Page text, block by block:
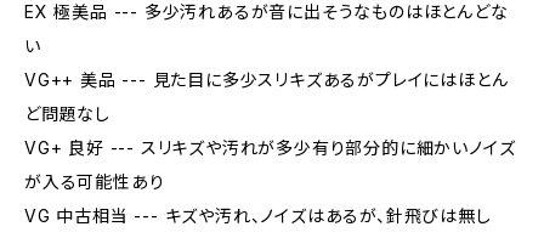
EX 極美品 --- 多少汚れあるが音に出そうなものはほとんどな
い
VG++ 美品 --- 見た目に多少スリキズあるがプレイにはほとん
ど問題なし
VG+ 良好 --- スリキズや汚れが多少有り部分的に細かいノイズ
が入る可能性あり
VG 中古相当 --- キズや汚れ、ノイズはあるが、針飛びは無し